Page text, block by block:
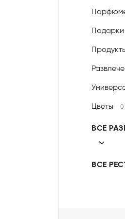
Подарки
Цветы 0
ВСЕ
ВСЕ